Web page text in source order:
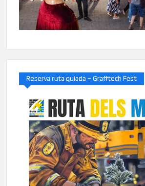
Reserva ruta guiada – Grafftech Fest